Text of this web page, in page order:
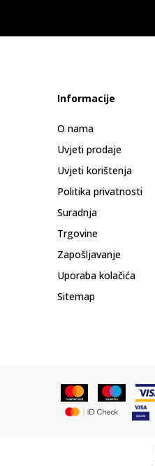
Informacije
O nama
Uvjeti prodaje
Uvjeti korištenja
Politika privatnosti
Suradnja
Trgovine
Zapošljavanje
Uporaba kolačića
Sitemap